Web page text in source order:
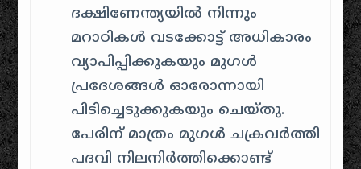
ദക്ഷിണേന്ത്യയിൽ നിന്നും
മറാഠികൾ വടക്കോട്ട് അധികാരം
വ്യാപിപ്പിക്കുകയും മുഗൾ
പ്രദേശങ്ങൾ ഓരോന്നായി
പിടിച്ചെടുക്കുകയും ചെയ്തു.
പേരിന് മാത്രം മുഗൾ ചക്രവർത്തി
പദവി നിലനിർത്തിക്കൊണ്ട്